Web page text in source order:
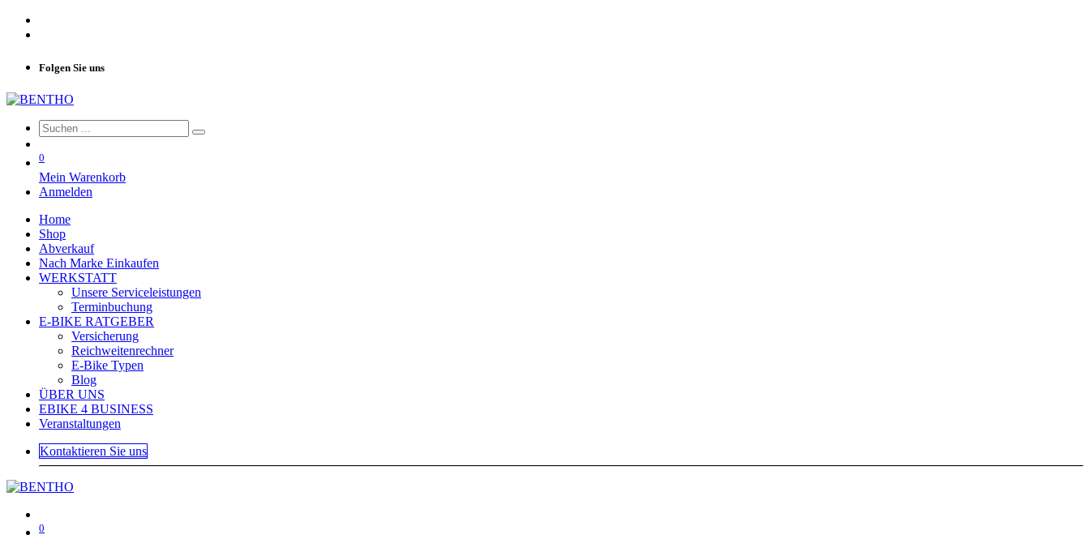
Folgen Sie uns
0
Mein Warenkorb
Anmelden
Home
Shop
Abverkauf
Nach Marke Einkaufen
WERKSTATT
Unsere Serviceleistungen
Terminbuchung
E-BIKE RATGEBER
Versicherung
Reichweitenrechner
E-Bike Typen
Blog
ÜBER UNS
EBIKE 4 BUSINESS
Veranstaltungen
Kontaktieren Sie uns
0